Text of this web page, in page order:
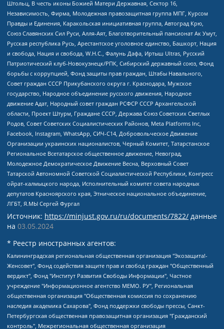
Штольц, В честь иконы Божией Матери Державная, Сектор 16,
Независимость, Фирма, Молодежная правозащитная группа МПГ, Курсом
Правды и Единения, Каракольская инициативная группа, Автоград Крю,
Союз Славянских Сил Руси, Алля-Аят, Благотворительный пансионат Ак Умут,
Русская республика Русь, Арестантское уголовное единство, Башкорт, Нация
и свобода, Нация и свобода, W.H.С., Фалунь Дафа, Иртыш Ultras, Русский
Патриотический клуб-Новокузнецк/РПК, Сибирский державный союз, Фонд
борьбы с коррупцией, Фонд защиты прав граждан, Штабы Навального,
Совет граждан СССР Прикубанского округа г. Краснодара, Мужское
государство, Народное объединение русского движения, Народное
движение Адат, Народный совет граждан РСФСР СССР Архангельской
области, Проект Штурм, Граждане СССР, Держава Союз Советских Светлых
Родов, Совет Советских Социалистических Районов, Meta Platforms Inc,
Facebook, Instagram, WhatsApp, СИЧ-С14, Добровольческое Движение
Организации украинских националистов, Черный Комитет, Татарстанское
Региональное Всетатарское общественное движение, Невоград,
Молодежное Демократическое Движение Весна, Верховный Совет
Татарской Автономной Советской Социалистической Республики, Конгресс
ойрат-калмыцкого народа, Исполнительный комитет совета народных
депутатов Красноярского края, Этническое национальное объединение,
ЛГБТ, Я.МЫ Сергей Фургал
Источник: https://minjust.gov.ru/ru/documents/7822/ данные
на 03.05.2024
* Реестр иностранных агентов:
Калининградская региональная общественная организация "Экозащита!-Женсовет", Фонд содействия защите прав и свобод граждан "Общественный вердикт", Фонд "Институт Развития Свободы Информации", Частное учреждение "Информационное агентство МЕМО. РУ", Региональная общественная организация "Общественная комиссия по сохранению наследия академика Сахарова", Фонд поддержки свободы прессы, Санкт-Петербургская общественная правозащитная организация "Гражданский контроль", Межрегиональная общественная организация "Информационно-просветительский центр "Мемориал", Региональный Фонд "Центр Защиты Прав Средств Массовой Информации", с 05.12.2023 Фонд "Центр Защиты Прав Средств массовой информации", Региональная общественная благотворительная организация помощи беженцам и мигрантам "Гражданское содействие", Негосударственное образовательное учреждение дополнительного профессионального образования (повышение квалификации) специалистов "АКАДЕМИЯ ПО ПРАВАМ ЧЕЛОВЕКА", Свердловская региональная общественная организация "Сутяжник", Автономная некоммерческая организация "Центр независимых социологических исследований", Союз общественных объединений "Российский исследовательский центр по правам человека", Региональное общественное учреждение научно-информационный центр "МЕМОРИАЛ", Некоммерческая организация "Фонд защиты гласности", Автономная некоммерческая организация "Институт прав человека", Городская общественная организация "Екатеринбургское общество "МЕМОРИАЛ", Городская общественная организация "Рязанское историко-просветительское и правозащитное общество "Мемориал" (Рязанский Мемориал), Челябинский региональный орган общественной самодеятельности – женское общественное объединение "Женщины Евразии", Челябинский региональный орган общественной самодеятельности "Уральская правозащитная группа", Фонд содействия защите здоровья и социальной справедливости имени Андрея Рылькова, Автономная Некоммерческая Организация "Аналитический Центр Юрия Левады", Автономная некоммерческая организация социальной поддержки населения "Проект Апрель", Региональная общественная организация помощи женщинам и детям, находящимся в кризисной ситуации "Информационно-методический центр "Анна", Фонд содействия развитию массовых коммуникаций и правовому просвещению "Так-так-Так", Фонд содействия устойчивому развитию "Серебряная тайга", Свердловский региональный общественный фонд социальных проектов "Новое время", "Idel.Реалии", Кавказ.Реалии, Крым.Реалии, Телеканал Настоящее Время, Татаро-башкирская служба Радио Свобода (Azatliq Radiosi), Радио Свободная Европа/Радио Свобода (PCE/PC), "Сибирь.Реалии", "Фактограф", Благотворительный фонд помощи осужденным и их семьям, Автономная некоммерческая организация "Институт глобализации и социальных движений", Фонд "В защиту прав заключенных", Частное учреждение "Центр поддержки и содействия развитию средств массовой информации", Пензенский региональный общественный благотворительный фонд "Гражданский союз", "Север.Реалии", Некоммерческая организация Фонд "Правовая инициатива", Общество с ограниченной ответственностью "Радио Свободная Европа/Радио Свобода", Чешское информационное агентство "MEDIUM-ORIENT", Красноярская региональная общественная организация "Мы против СПИДа", Камалягин Денис Николаевич, Маркелов Сергей Евгеньевич, Пономарев Лев Александрович, Савицкая Людмила Алексеевна, Автономная некоммерческая организация "Центр по работе с проблемой насилия "НАСИЛИЮ.НЕТ", Межрегиональный профессиональный союз работников здравоохранения "Альянс врачей", Юридическое лицо, зарегистрированное в Латвийской Республике, SIA "Medusa Project" (регистрационный номер 40103797863, дата регистрации 10.06.2014), Некоммерческая организация "Фонд по борьбе с коррупцией", Автономная некоммерческая организация "Институт права и публичной политики", Баданин Роман Сергеевич, Гликин Максим Александрович, Железнова Мария Михайловна, Лукьянова Юлия Сергеевна, Маетная Елизавета Витальевна, Маняхин Петр Борисович, Чуракова Ольга Владимировна, Ярош Юлия Петровна, Юридическое лицо "The Insider SIA", зарегистрированное в Риге, Латвийская Республика (дата регистрации 26.06.2015), являющееся администратором доменного имени интернет-издания "The Insider SIA", https://theins.ru, Постернак Алексей Евгеньевич, Рубин Михаил Аркадьевич, Анин Роман Александрович, Юридическое лицо Istories fonds, зарегистрированное в Латвийской Республике (регистрационный номер 50008295751, дата регистрации 24.02.2020), Великовский Дмитрий Александрович, Долинина Ирина Николаевна, Мароховская Алеся Алексеевна, Шлейнов Роман Юрьевич, Шмагун Олеся Валентиновна, Общество с ограниченной ответственностью "Альтаир 2021", Общество с ограниченной ответственностью "Вега 2021", Общество с ограниченной ответственностью "Главный редактор 2021", Общество с ограниченной ответственностью "Ромашки монолит", Важенков Артем Валерьевич, Ивановская областная общественная организация "Центр гендерных исследований", Гурман Юрий Альбертович, Медиапроект "ОВД-Инфо", Егоров Владимир Владимирович, Жилинский Владимир Александрович, Общество с ограниченной ответственностью "ЗП", Иванова София Юрьевна, Карезина Инна Павловна, Кильтау Екатерина Викторовна, Петров Алексей Викторович, Пискунов Сергей Евгеньевич, Смирнов Сергей Сергеевич, Тихонов Михаил Сергеевич, Общество с ограниченной ответственностью "ЖУРНАЛИСТ-ИНОСТРАННЫЙ АГЕНТ", Арапова Галина Юрьевна, Вольтская Татьяна Анатольевна, Американская компания "Mason G.E.S. Anonymous Foundation" (США), являющаяся владельцем интернет-издания https://mnews.world/, Компания "Stichting Bellingcat", зарегистрированная в Нидерландах (дата регистрации 11.07.2018), Захаров Андрей Вячеславович, Клепиковская Екатерина Дмитриевна, Общество с ограниченной ответственностью "МЕМО", Перл Роман Александрович, Симонов Евгений Алексеевич, Соловьева Елена Анатольевна, Сотников Даниил Владимирович, Сурначева Елизавета Дмитриевна, Автономная некоммерческая организация по защите прав человека и информированию населения "Якутия – Наше Мнение", Общество с ограниченной ответственностью "Москоу диджитал медиа", с 26.01.2023 Общество с ограниченной ответственностью "Чайка Белые сады", Ветошкина Валерия Валерьевна, Заговора Максим Александрович, Межрегиональное общественное движение "Российская ЛГБТ - сеть", Оленичев Максим Владимирович, Павлов Иван Юрьевич, Скворцова Елена Сергеевна, Общество с ограниченной ответственностью "Как бы инагент", Кочетков Игорь Викторович, Общество с ограниченной ответственностью "Честные выборы", Еланчик Олег Александрович, Общество с ограниченной ответственностью "Нобелевский призыв", Гималова Регина Эмилевна, Григорьев Андрей Валерьевич, Григорьева Алина Александровна, Ассоциация по содействию защите прав призывников, альтернативнослужащих и военнослужащих "Правозащитная группа "Гражданин.Армия.Право", Хисамова Регина Фаритовна, Автономная некоммерческая организация по реализации социально-правовых программ "Лилит", Дальневосточное общественное движение "Маяк", Санкт-Петербургская ЛГБТ-инициативная группа "Выход", Инициативная группа ЛГБТ+ "Реверс", Алексеев Андрей Викторович, Бекбулатова Таисия Львовна, Беляев Иван Михайлович, Владыкина Елена Сергеевна, Гельман Марат Александрович, Никульшина Вероника Юрьевна, Толоконникова Надежда Андреевна, Шендерович Виктор Анатольевич, Общество с ограниченной ответственностью "Данное сообщение", Общество с ограниченной ответственностью Издательский дом "Новая глава", Айнбиндер Александра Александровна, Московский комьюнити-центр для ЛГБТ+инициатив, Благотворительный фонд развития филантропии, Deutsche Welle (Германия, Kurt-Schumacher-Strasse 3, 53113 Bonn), Борзунова Мария Михайловна, Воробьев Виктор Викторович, Голубева Анна Львовна, Константинова Алла Михайловна, Малкова Ирина Владимировна, Мурадов Мурад Абдулгалимович, Осетинская Елизавета Николаевна, Понасенков Евгений Николаевич, Ганапольский Матвей Юрьевич, Киселев Евгений Алексеевич, Борухович Ирина Григорьевна, Дремин Иван Тимофеевич, Дубровский Дмитрий Викторович, Красноярская региональная общественная организация поддержки и развития альтернативных образовательных технологий и межкультурных коммуникаций "ИНТЕРРА", Маяковская Екатерина Алексеевна, Фейгин Марк Захарович, Филимонов Андрей Викторович, Дзугкоева Регина Николаевна, Доброхотов Роман Александрович, Дудь Юрий Александрович, Елкин Сергей Владимирович, Кругликов Кирилл Игоревич, Сабунаева Мария Леонидовна, Семенов Алексей Владимирович, Шаинян Карен Багратович, Шульман Екатерина Михайловна, Асафьев Артур Валерьевич, Вахштайн Виктор Семенович, Венедиктов Алексей Алексеевич, Лушникова Екатерина Евгеньевна, Волков Леонид Михайлович, Невзоров Александр Глебович, Пархоменко Сергей Борисович, Сироткин Ярослав Николаевич, Кара-Мурза Владимир Владимирович, Баранова Наталья Владимировна, Гозман Леонид Яковлевич, Кагарлицкий Борис Юльевич, Климарев Михаил Валерьевич, Милов Владимир Станиславович, Автономная некоммерческая организация Краснодарский центр современного искусства "Типография", Моргенштерн Алишер Тагирович, Соболь Любовь Эдуардовна, Общество с ограниченной ответственностью "ЛИЗА НОРМ", Каспаров Гарри Кимович, Ходорковский Михаил Борисович, Общество с ограниченной ответственностью "Апрельские тезисы", Данилович Ирина Брониславовна, Кашин Олег Владимирович, Петров Николай Владимирович, Пивоваров Алексей Владимирович, Соколов Михаил Владимирович, Цветкова Юлия Владимировна, Чичваркин Евгений Александрович, Комитет против пыток/Команда против пыток, Общество с ограниченной ответственностью "Первый научный", Общество с ограниченной ответственностью "Вертолет и ко", Белоцерковская Вероника Борисовна, Кац Максим Евгеньевич, Лазарева Татьяна Юрьевна, Шаведдинов Руслан Табризович, Яшин Илья Валерьевич, Общество с ограниченной ответственностью "Иноагент ААВ", Алешковский Дмитрий Петрович, Альбац Евгения Марковна, Быков Дмитрий Львович, Галямина Юлия Евгеньевна, Лойко Сергей Леонидович, Мартынов Кирилл Константинович, Медведев Сергей Александрович, Крашенинников Федор Геннадиевич, Гордеева Катерина Вл